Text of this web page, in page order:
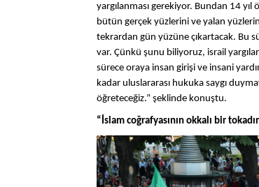
yargılanması gerekiyor. Bundan 14
bütün gerçek yüzlerini ve yalan
tekrardan gün yüzüne çıkartacak. Bu
var. Çünkü şunu biliyoruz, israil
sürece oraya insan girişi ve insani
kadar uluslararası hukuka saygı
öğreteceğiz.” şeklinde konuştu.
“İslam coğrafyasının okkalı bir